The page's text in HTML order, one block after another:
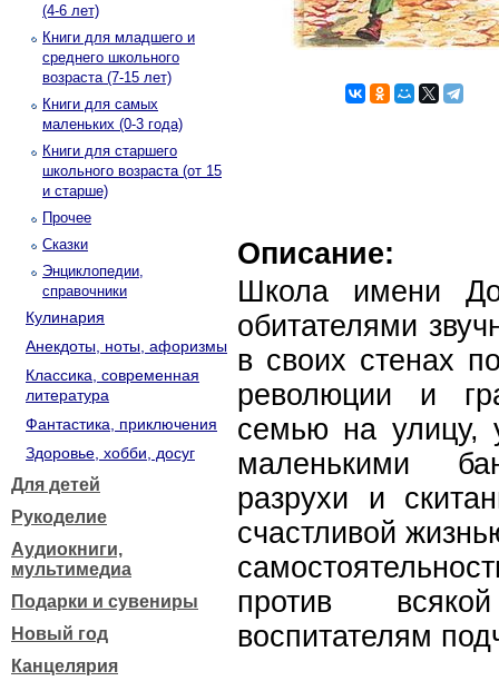
(4-6 лет)
Книги для младшего и
среднего школьного
возраста (7-15 лет)
Книги для самых
маленьких (0-3 года)
Книги для старшего
школьного возраста (от 15
и старше)
Прочее
Сказки
Энциклопедии,
справочники
Кулинария
Анекдоты, ноты, афоризмы
Классика, современная
литература
Фантастика, приключения
Здоровье, хобби, досуг
Для детей
Рукоделие
Аудиокниги,
мультимедиа
Подарки и сувениры
Новый год
Канцелярия
Описание:
Школа имени
обитателями
в своих стенах
революции и
семью на улицу,
маленькими
разрухи и
счастливой
против
воспитателям